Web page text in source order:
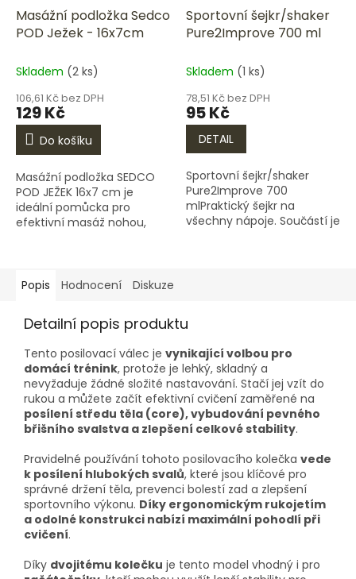
Masážní podložka Sedco
POD Ježek - 16x7cm
Skladem (2 ks)
106,61 Kč bez DPH
129 Kč
Do košíku
Masážní podložka SEDCO
POD JEŽEK 16x7 cm je
ideální pomůcka pro
efektivní masáž nohou,
napětí a...
Sportovní šejkr/shaker
Pure2Improve 700 ml
Skladem (1 ks)
78,51 Kč bez DPH
95 Kč
DETAIL
Sportovní šejkr/shaker
Pure2Improve 700
mlPraktický šejkr na
všechny nápoje. Součástí je
Popis Hodnocení Diskuze
Detailní popis produktu
Tento posilovací válec je vynikající volbou pro
domácí trénink, protože je lehký, skladný a
nevyžaduje žádné složité nastavování. Stačí jej vzít do
rukou a můžete začít efektivní cvičení zaměřené na
posílení středu těla (core), vybudování pevného
břišního svalstva a zlepšení celkové stability.
Pravidelné používání tohoto posilovacího kolečka vede
k posílení hlubokých svalů, které jsou klíčové pro
správné držení těla, prevenci bolestí zad a zlepšení
sportovního výkonu. Díky ergonomickým rukojetím
a odolné konstrukci nabízí maximální pohodlí při
cvičení.
Díky dvojitému kolečku je tento model vhodný i pro